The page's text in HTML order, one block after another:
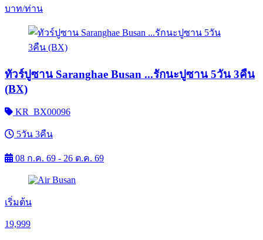
บาท/ท่าน
ทัวร์ปูซาน Saranghae Busan ...รักนะปูซาน 5วัน 3คืน
(BX)
KR_BX00096
5วัน 3คืน
08 ก.ค. 69 - 26 ต.ค. 69
เริ่มต้น
19,999